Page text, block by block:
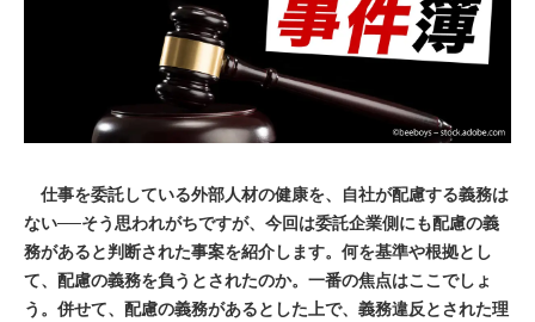
仕事を委託している外部人材の健康を、自社が配慮する義務は
ない──そう思われがちですが、今回は委託企業側にも配慮の義
務があると判断された事案を紹介します。何を基準や根拠とし
て、配慮の義務を負うとされたのか。一番の焦点はここでしょ
う。併せて、配慮の義務があるとした上で、義務違反とされた理